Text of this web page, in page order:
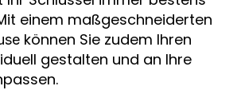
einem maßgeschneiderten
können Sie zudem Ihren
gestalten und an Ihre